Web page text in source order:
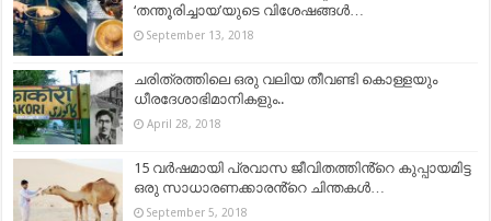
‘തന്തൂരിച്ചായ’യുടെ വിശേഷങ്ങൾ…
September 13, 2018
ചരിത്രത്തിലെ ഒരു വലിയ തീവണ്ടി കൊള്ളയും
ധീരദേശാഭിമാനികളും..
April 28, 2018
15 വർഷമായി പ്രവാസ ജീവിതത്തിൻ്റെ കുപ്പായമിട്ട
ഒരു സാധാരണക്കാരൻ്റെ ചിന്തകൾ…
September 5, 2018